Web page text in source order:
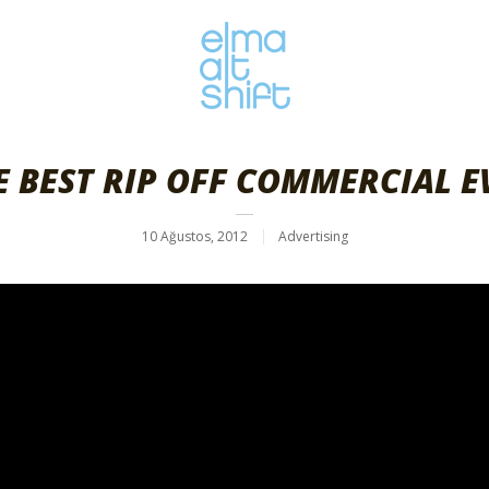
BEST RIP OFF COMMERCIAL
10 Ağustos, 2012 Advertising